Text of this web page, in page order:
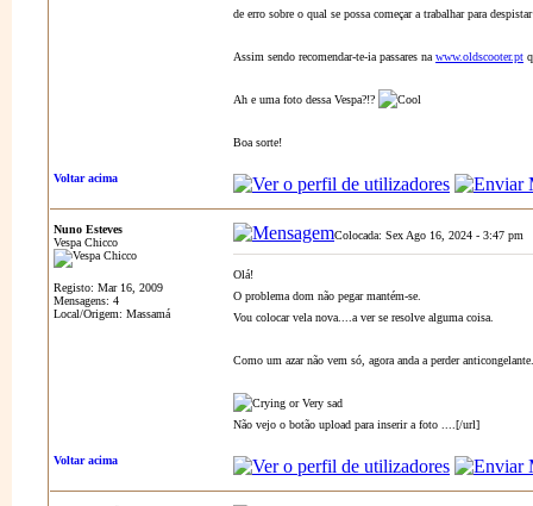
de erro sobre o qual se possa começar a trabalhar para
Assim sendo recomendar-te-ia passares na www.oldscooter.pt
Ah e uma foto dessa Vespa?!?
Boa sorte!
Voltar acima
Nuno Esteves
Vespa Chicco
Registo: Mar 16, 2009
Mensagens: 4
Local/Origem: Massamá
Colocada: Sex Ago 16, 2024 - 3:47 pm
Olá!
O problema dom não pegar mantém-se.
Vou colocar vela nova....a ver se resolve alguma coisa.
Como um azar não vem só, agora anda a perder
Não vejo o botão upload para inserir a foto ....[/url]
Voltar acima